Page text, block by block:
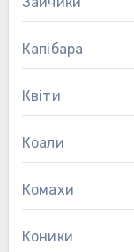
Капібара
Квіти
Коали
Комахи
Коники